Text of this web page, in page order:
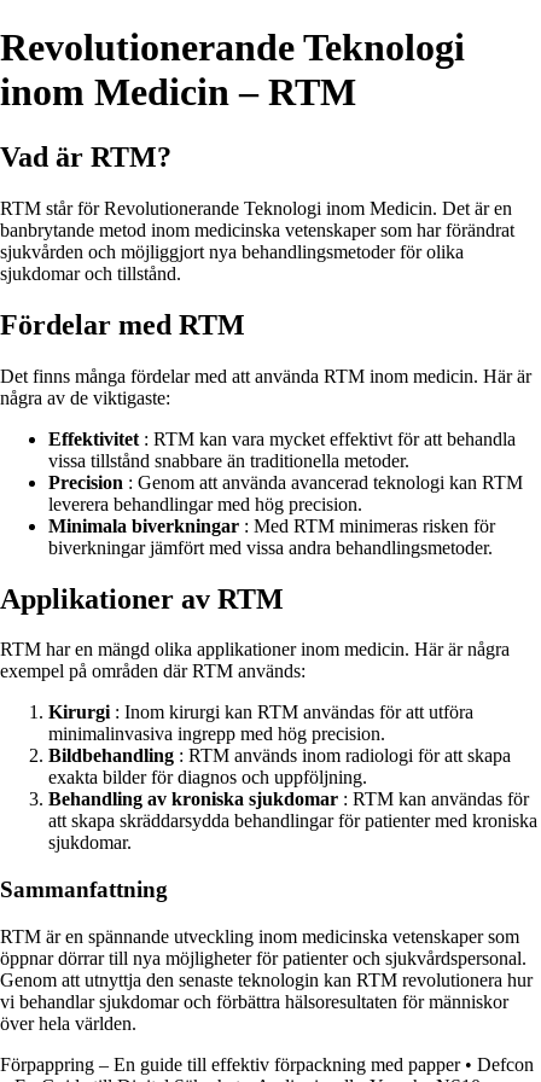
Revolutionerande Teknologi
inom Medicin – RTM
Vad är RTM?
RTM står för Revolutionerande Teknologi inom Medicin. Det är en
banbrytande metod inom medicinska vetenskaper som har förändrat
sjukvården och möjliggjort nya behandlingsmetoder för olika
sjukdomar och tillstånd.
Fördelar med RTM
Det finns många fördelar med att använda RTM inom medicin. Här är
några av de viktigaste:
Effektivitet : RTM kan vara mycket effektivt för att behandla
vissa tillstånd snabbare än traditionella metoder.
Precision : Genom att använda avancerad teknologi kan RTM
leverera behandlingar med hög precision.
Minimala biverkningar : Med RTM minimeras risken för
biverkningar jämfört med vissa andra behandlingsmetoder.
Applikationer av RTM
RTM har en mängd olika applikationer inom medicin. Här är några
exempel på områden där RTM används:
Kirurgi: Inom kirurgi kan RTM användas för att utföra
minimalinvasiva ingrepp med hög precision.
Bildbehandling : RTM används inom radiologi för att skapa
exakta bilder för diagnos och uppföljning.
Behandling av kroniska sjukdomar : RTM kan användas för
att skapa skräddarsydda behandlingar för patienter med kroniska
sjukdomar.
Sammanfattning
RTM är en spännande utveckling inom medicinska vetenskaper som
öppnar dörrar till nya möjligheter för patienter och sjukvårdspersonal.
Genom att utnyttja den senaste teknologin kan RTM revolutionera hur
vi behandlar sjukdomar och förbättra hälsoresultaten för människor
över hela världen.
Förpappring – En guide till effektiv förpackning med papper• Defcon